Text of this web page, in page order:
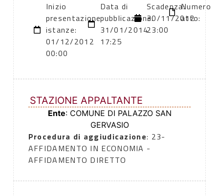
Inizio
presentazione
istanze:
01/12/2012
00:00
Data di
pubblicazione:
31/01/2014
17:25
Scadenza:
30/11/2012
23:00
Numero
atto:
STAZIONE APPALTANTE
Ente: COMUNE DI PALAZZO SAN
GERVASIO
Procedura di aggiudicazione: 23-
AFFIDAMENTO IN ECONOMIA -
AFFIDAMENTO DIRETTO